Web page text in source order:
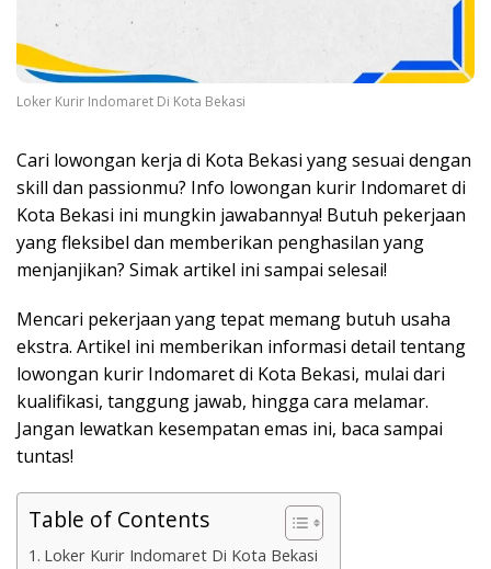
Loker Kurir Indomaret Di Kota Bekasi
Cari lowongan kerja di Kota Bekasi yang sesuai dengan
skill dan passionmu? Info lowongan kurir Indomaret di
Kota Bekasi ini mungkin jawabannya! Butuh pekerjaan
yang fleksibel dan memberikan penghasilan yang
menjanjikan? Simak artikel ini sampai selesai!
Mencari pekerjaan yang tepat memang butuh usaha
ekstra. Artikel ini memberikan informasi detail tentang
lowongan kurir Indomaret di Kota Bekasi, mulai dari
kualifikasi, tanggung jawab, hingga cara melamar.
Jangan lewatkan kesempatan emas ini, baca sampai
tuntas!
Table of Contents
Loker Kurir Indomaret Di Kota Bekasi